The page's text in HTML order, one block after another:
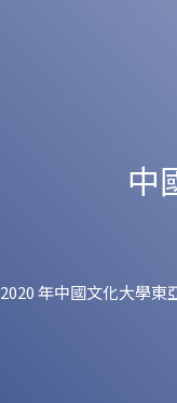
中
2020 年中國文化大學東